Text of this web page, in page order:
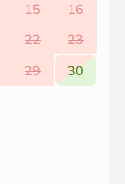
15
16
22
23
29
30